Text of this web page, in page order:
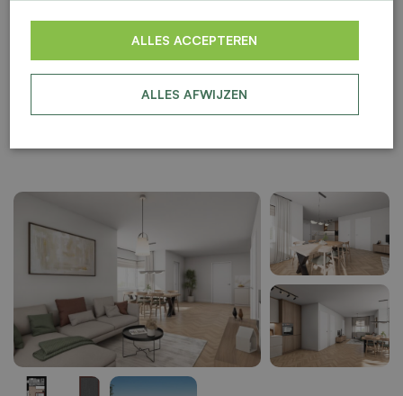
ALLES ACCEPTEREN
ALLES AFWIJZEN